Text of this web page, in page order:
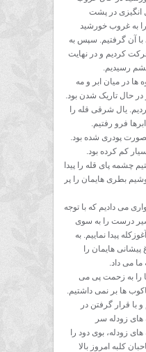
انگیزی در پشت
به غروب خورشید
آن گرفتیم. سپس به
کردیم و در نهایت
در میان ابر و مه
در حال تاریک شدن بود.
یال شرقی قله را
فرو رفتیم.
پودری شده بود.
کم کرده بود.
چشمه پای قله را پیدا
بطری هایمان را پر
می دادیم که با توجه
درست را به سوی
پیدا نماییم. به
هایمان را
می داد.
را به زحمت پی می
ها بر نمی داشتیم.
با قرار گرفتن در
زودله سر
زودله، بوی دود را
کلبه امروز بالا